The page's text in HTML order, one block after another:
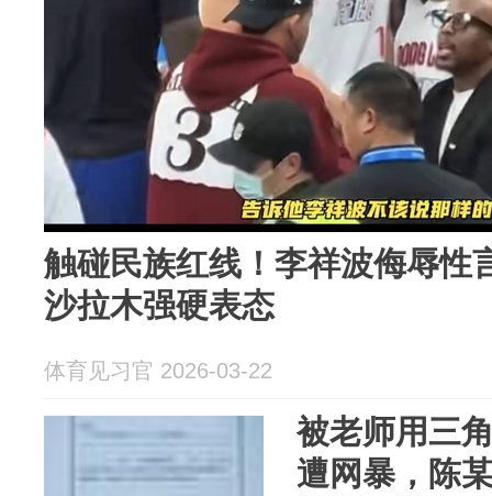
触碰民族红线！李祥波侮辱性
沙拉木强硬表态
体育见习官 2026-03-22
被老师用三
遭网暴，陈